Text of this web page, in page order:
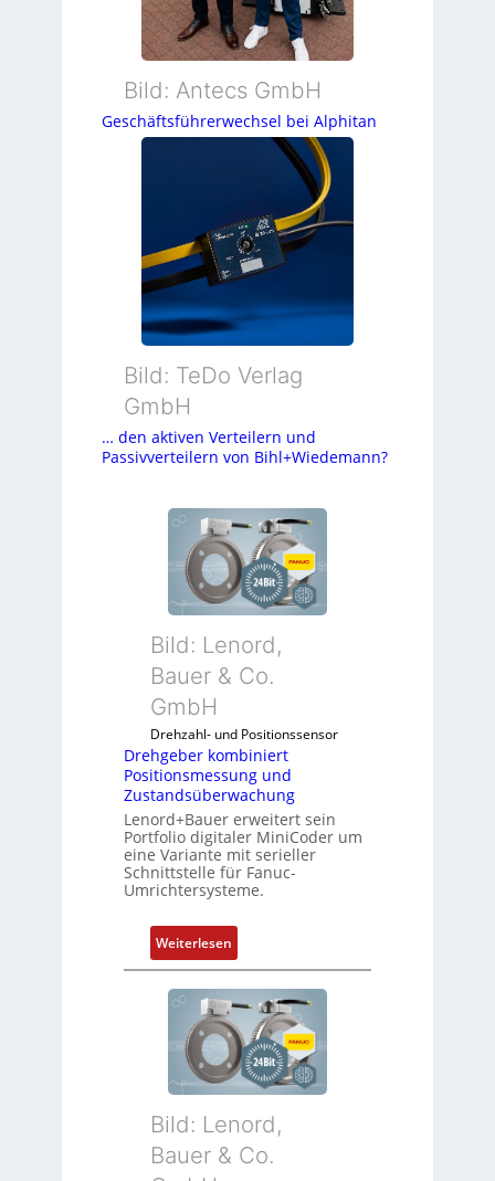
Bild: Antecs GmbH
Geschäftsführerwechsel bei Alphitan
Bild: TeDo Verlag
GmbH
… den aktiven Verteilern und
Passivverteilern von Bihl+Wiedemann?
Bild: Lenord,
Bauer & Co.
GmbH
Drehzahl- und Positionssensor
Drehgeber kombiniert
Positionsmessung und
Zustandsüberwachung
Lenord+Bauer erweitert sein
Portfolio digitaler MiniCoder um
eine Variante mit serieller
Schnittstelle für Fanuc-
Umrichtersysteme.
Weiterlesen:
D
r
e
h
g
e
e
Bild: Lenord,
Bauer & Co.